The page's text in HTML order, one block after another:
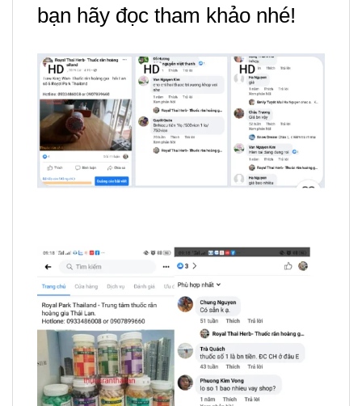
bạn hãy đọc tham khảo nhé!